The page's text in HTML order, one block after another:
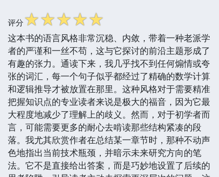
评分☆☆☆☆☆
这本书的语言风格非常沉稳、内敛，带着一种老派学
者的严谨和一丝不苟，这与它探讨的前沿主题形成了
有趣的张力。通读下来，我几乎找不到任何煽情或夸
张的词汇，每一个句子似乎都经过了精确的数学计算
和逻辑推导才被放置在那里。这种风格对于需要精准
把握知识点的专业读者来说是极大的福音，因为它最
大程度地减少了理解上的歧义。然而，对于初学者而
言，可能需要更多的耐心去啃读那些结构紧凑的段
落。我尤其欣赏作者在总结某一章节时，那种不动声
色地指出当前技术瓶颈，并暗示未来研究方向的笔
法。它不是直接给出答案，而是巧妙地设置了后续的